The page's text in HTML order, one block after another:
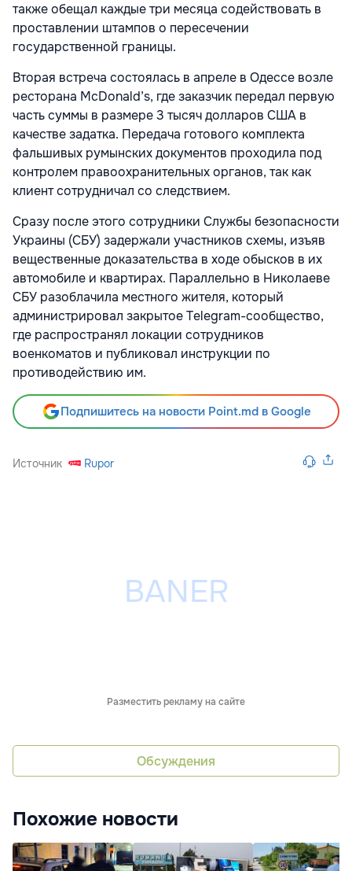
также обещал каждые три месяца содействовать в
проставлении штампов о пересечении
государственной границы.
Вторая встреча состоялась в апреле в Одессе возле
ресторана McDonald’s, где заказчик передал первую
часть суммы в размере 3 тысяч долларов США в
качестве задатка. Передача готового комплекта
фальшивых румынских документов проходила под
контролем правоохранительных органов, так как
клиент сотрудничал со следствием.
Сразу после этого сотрудники Службы безопасности
Украины (СБУ) задержали участников схемы, изъяв
вещественные доказательства в ходе обысков в их
автомобиле и квартирах. Параллельно в Николаеве
СБУ разоблачила местного жителя, который
администрировал закрытое Telegram-сообщество,
где распространял локации сотрудников
военкоматов и публиковал инструкции по
противодействию им.
Подпишитесь на новости Point.md в Google
Источник Rupor
Разместить рекламу на сайте
Обсуждения
Похожие новости